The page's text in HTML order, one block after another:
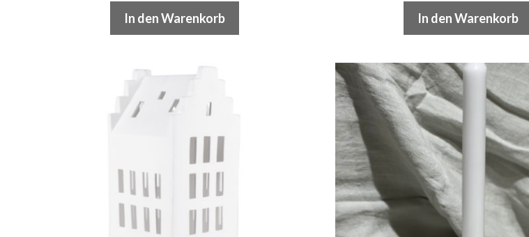
In den Warenkorb In den Warenkorb
Dieses
Produkt
weist
mehrere
Varianten
auf.
Die
Optionen
können